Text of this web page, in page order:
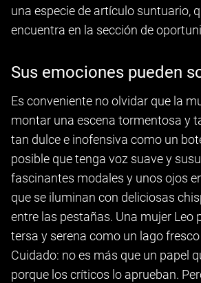
una especie de artículo suntuario,
encuentra en la sección de
Sus emociones pueden
Es conveniente no olvidar que la
montar una escena tormentosa y
tan dulce e inofensiva como un
posible que tenga voz suave y
fascinantes modales y unos ojos
que se iluminan con deliciosas
entre las pestañas. Una mujer Leo
tersa y serena como un lago
Cuidado: no es más que un papel
porque los críticos lo aprueban.